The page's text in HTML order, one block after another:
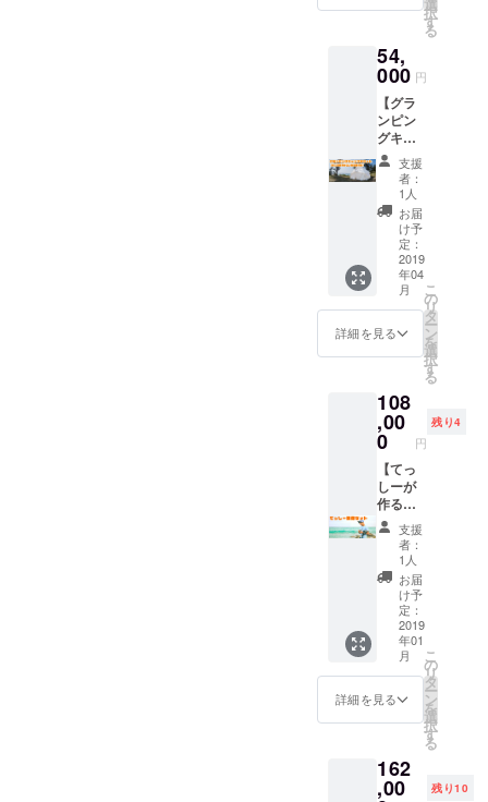
ハウス
キャン
プ（ご
本人１
名＋お
子さん
１名）
※それ
以上の
人数参
加もご
相談に
乗りま
す！ ・
始まり
の開発
キャン
プ（ご
プラン
に野外
救急資
格保持
インス
トラク
ターが
同行し
ます ●
ガチサ
バイバ
ルキャ
ンプ●
持ち込
む備品
をかな
り制限
して実
プツ
アー。
う！地
遊びに
来て仲
間たち
と1泊2
日の
キャン
プを楽
しめる
チケッ
ト アウ
トドア
用品の
レンタ
ル付き
・テン
ト（5名
用）・
BBQコ
ンロ
（６名
用） ・
炭、着
火剤、
トング
・ター
プ（日
差しを
避ける
に）・
クー
ラー
ボック
ス ・釣
りセッ
ンプ共
通Q&A
択
す
る
54,
000 円
【グラ
ンピン
グキャ
ンプチ
ケット
＋無人
島開発
サロン
参加権
（１年
分）】
無人島
でグラ
ンピン
グキャ
ンプを
う！地
ノ島へ
遊びに
来て1泊
2日の
キャン
プを楽
しめる
チケッ
ト アウ
トドア
用品の
レンタ
ル付き
・宿泊/
滞在可
能なグ
ランピ
ングテ
ント・
テント
（5名
支援
者：
1人
お届
け予
定：
2019
年04
月
詳細を見る
こ
の
リ
タ
ー
ン
を
選
択
す
る
108
,00
0 円
残り4
【てっ
しーが
作る映
像セッ
ト】 移
住した
メン
バーの
一人、
てっ
しー国
内どこ
でも撮
影しに
いきま
す。 撮
集の
セット
支援
者：
1人
お届
け予
定：
2019
年01
月
詳細を見る
こ
の
リ
タ
ー
ン
を
選
択
す
る
162
,00 残り10